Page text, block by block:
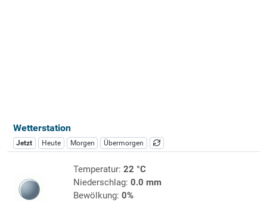
Wetterstation
Jetzt Heute Morgen Übermorgen
Temperatur: 22 °C
Niederschlag: 0.0 mm
Bewölkung: 0%